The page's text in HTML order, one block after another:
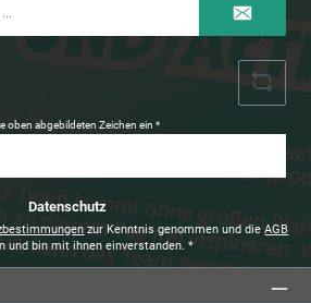
oben abgebildeten Zeichen ein*
Datenschutz
zur Kenntnis genommen und dieAGB
und bin mit ihnen einverstanden. *